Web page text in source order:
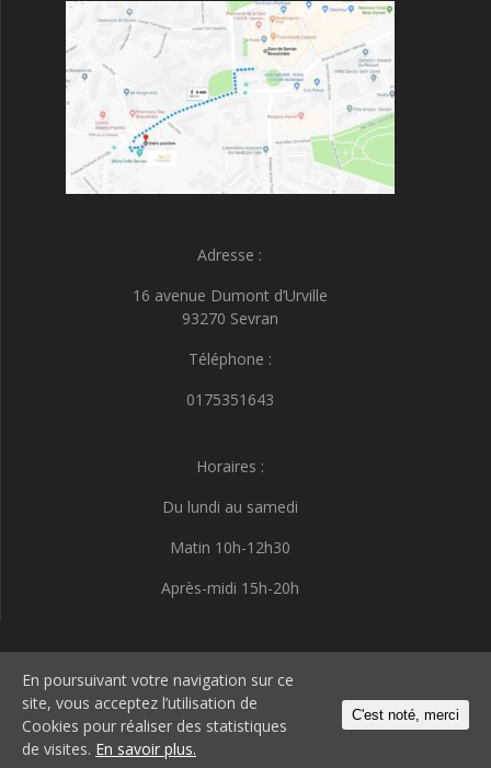
Adresse :
16 avenue Dumont d’Urville
93270 Sevran
Téléphone :
0175351643
Horaires :
Du lundi au samedi
Matin 10h-12h30
Après-midi 15h-20h
I.D.E.E.S
© 2026 I.D.E.E.S. Construit avec WordPress et le thème
En poursuivant votre navigation sur ce
site, vous acceptez l’utilisation de
Cookies pour réaliser des statistiques
de visites. En savoir plus.
C'est noté, merci